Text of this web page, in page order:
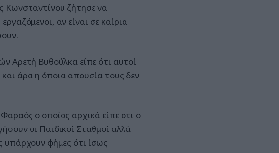
Κωνσταντίνου ζήτησε να
αν είναι σε καίρια
Αρετή Βυθούλκα είπε ότι αυτοί
άρα η όποια απουσία τους δεν
ο οποίος αρχικά είπε ότι ο
οι Παιδικοί Σταθμοί αλλά
υπάρχουν φήμες ότι ίσως